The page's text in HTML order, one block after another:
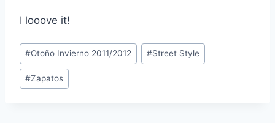
I looove it!
Post
Tags:
#Otoño Invierno 2011/2012 #Street Style
#Zapatos